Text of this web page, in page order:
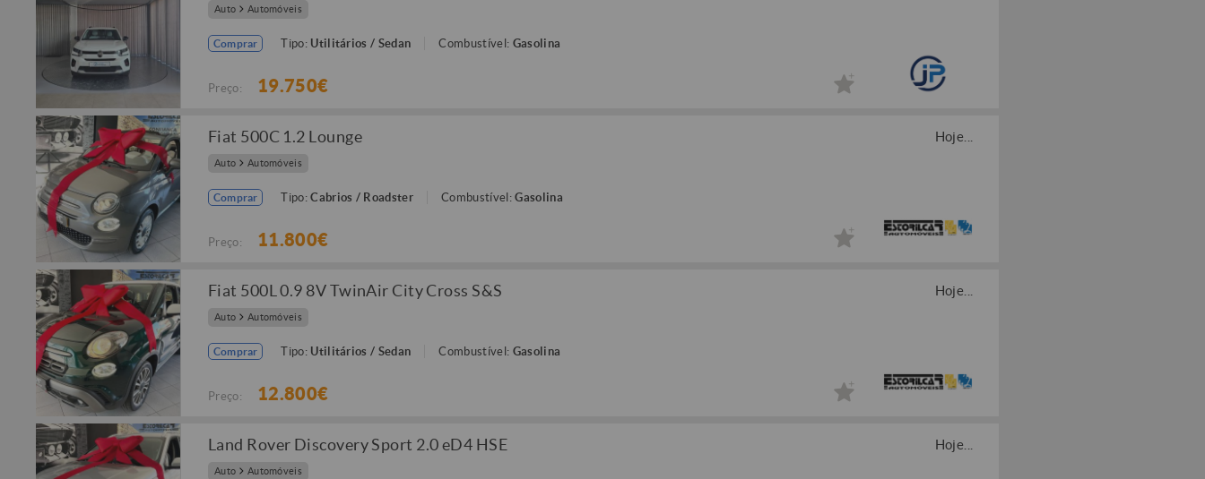
Auto Automóveis
Comprar Tipo: Utilitários / Sedan Combustível: Gasolina
Preço: 19.750€
Fiat 500C 1.2 Lounge Hoje...
Auto Automóveis
Comprar Tipo:Cabrios / Roadster Combustível:Gasolina
Preço: 11.800€
Fiat 500L 0.9 8V TwinAir City Cross S&S Hoje...
Auto Automóveis
Comprar Tipo: Utilitários / Sedan Combustível: Gasolina
Preço: 12.800€
Land Rover Discovery Sport 2.0 eD4 HSE Hoje...
Auto Automóveis